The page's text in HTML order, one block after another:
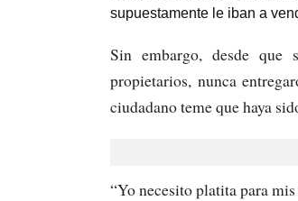
supuestamente le iban a
Sin embargo, desde que
propietarios, nunca
ciudadano teme que haya
“Yo necesito platita para